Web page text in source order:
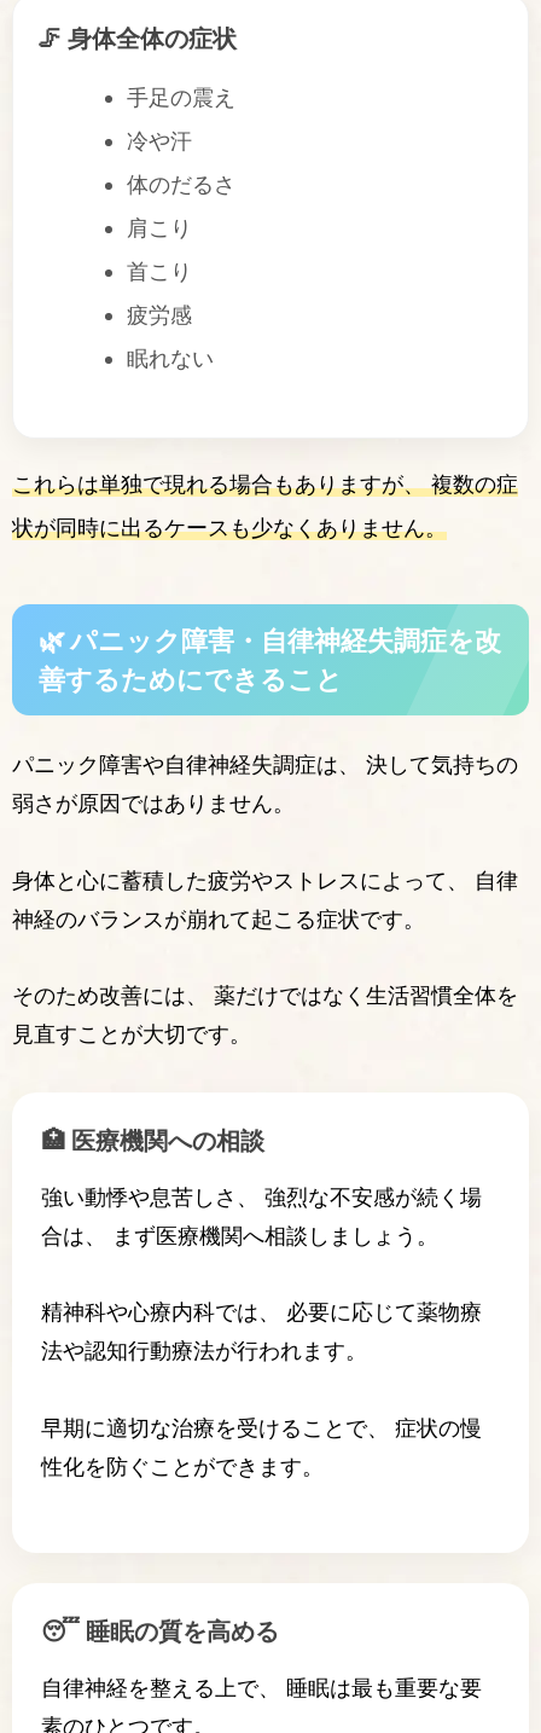
🦵 身体全体の症状
手足の震え
冷や汗
体のだるさ
肩こり
首こり
疲労感
眠れない
これらは単独で現れる場合もありますが、 複数の症
状が同時に出るケースも少なくありません。
🌿 パニック障害・自律神経失調症を改
善するためにできること
パニック障害や自律神経失調症は、 決して気持ちの
弱さが原因ではありません。
身体と心に蓄積した疲労やストレスによって、 自律
神経のバランスが崩れて起こる症状です。
そのため改善には、 薬だけではなく生活習慣全体を
見直すことが大切です。
🏥 医療機関への相談
強い動悸や息苦しさ、 強烈な不安感が続く場
合は、 まず医療機関へ相談しましょう。
精神科や心療内科では、 必要に応じて薬物療
法や認知行動療法が行われます。
早期に適切な治療を受けることで、 症状の慢
性化を防ぐことができます。
😴 睡眠の質を高める
自律神経を整える上で、 睡眠は最も重要な要
素のひとつです。